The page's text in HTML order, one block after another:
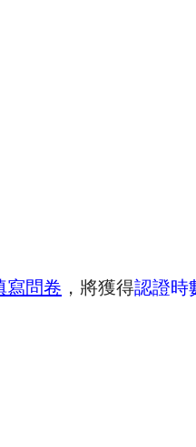
寫問卷 ，將獲得認證時